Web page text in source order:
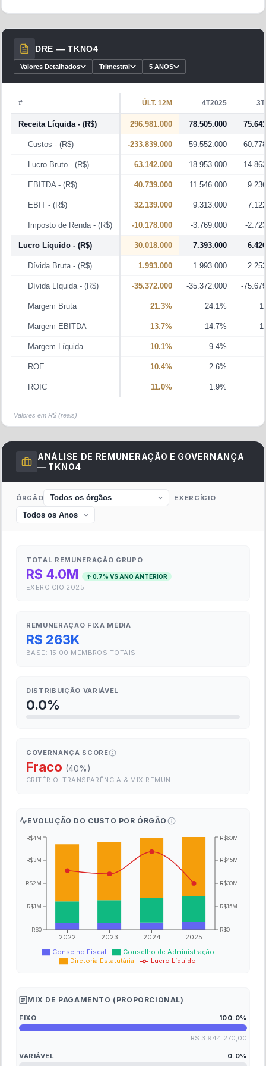
DRE —TKNO4
Valores Detalhados Trimestral 5 ANOS
# ÚLT. 12M 4T2025
Receita Líquida- (R$) 296.981.000 78.505.000
Custos - (R$) -233.839.000 -59.552.000 -
Lucro Bruto - (R$) 63.142.000 18.953.000
EBITDA- (R$) 40.739.000 11.546.000
EBIT - (R$) 32.139.000 9.313.000
Imposto de Renda- (R$) -10.178.000 -3.769.000 -
Lucro Líquido - (R$) 30.018.000 7.393.000
Dívida Bruta- (R$) 1.993.000 1.993.000
Dívida Líquida- (R$) -35.372.000 -35.372.000 -
Margem Bruta 21.3% 24.1%
Margem EBITDA 13.7% 14.7%
Margem Líquida 10.1% 9.4%
ROE 10.4% 2.6%
ROIC 11.0% 1.9%
Valores em R$ (reais)
ANÁLISE DE REMUNERAÇÃO E GOVERNANÇA
— TKNO4
ÓRGÃO EXERCÍCIO
TOTAL REMUNERAÇÃO GRUPO
R$ 4.0M ↑ 0.7% VS ANO ANTERIOR
EXERCÍCIO 2025
REMUNERAÇÃO FIXA MÉDIA
R$ 263K
BASE: 15.00 MEMBROS TOTAIS
DISTRIBUIÇÃO VARIÁVEL
0.0%
GOVERNANÇA SCORE
Fraco (40%)
CRITÉRIO: TRANSPARÊNCIA & MIX REMUN.
EVOLUÇÃO DO CUSTO POR ÓRGÃO
Conselho Fiscal
Conselho de Administração
Diretoria Estatutária
Lucro Líquido
2022 2023 2024 2025
R$0
R$1M
R$2M
R$3M
R$4M
R$0
R$15M
R$30M
R$45M
R$60M
MIX DE PAGAMENTO (PROPORCIONAL)
FIXO 100.0%
R$ 3.944.270,00
VARIÁVEL 0.0%